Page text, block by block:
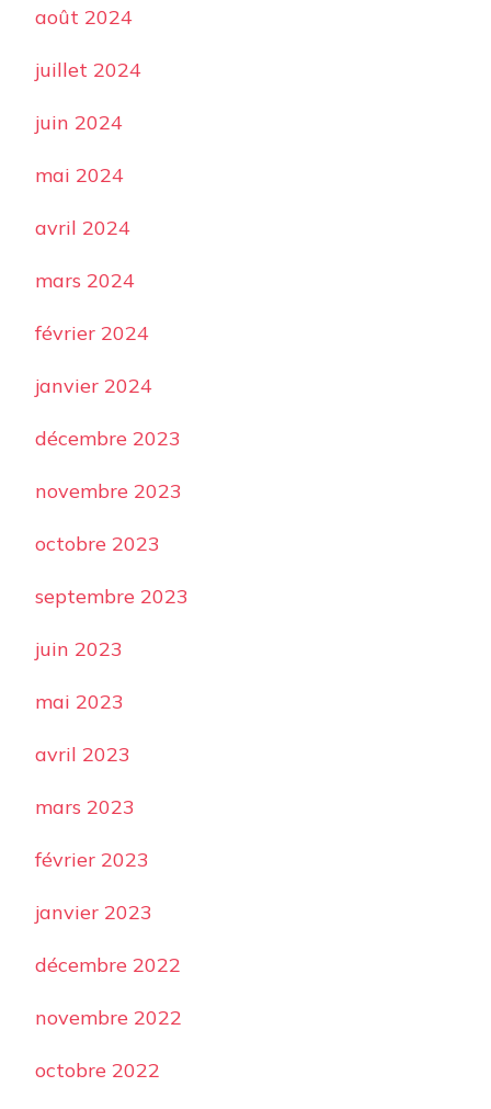
août 2024
juillet 2024
juin 2024
mai 2024
avril 2024
mars 2024
février 2024
janvier 2024
décembre 2023
novembre 2023
octobre 2023
septembre 2023
juin 2023
mai 2023
avril 2023
mars 2023
février 2023
janvier 2023
décembre 2022
novembre 2022
octobre 2022